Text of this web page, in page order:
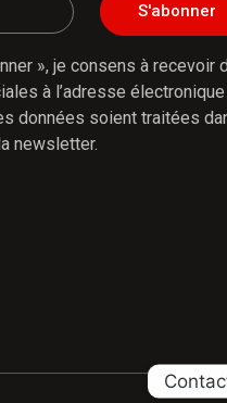
S'abonner
», je consens à recevoir
à l’adresse
données soient traitées
newsletter.